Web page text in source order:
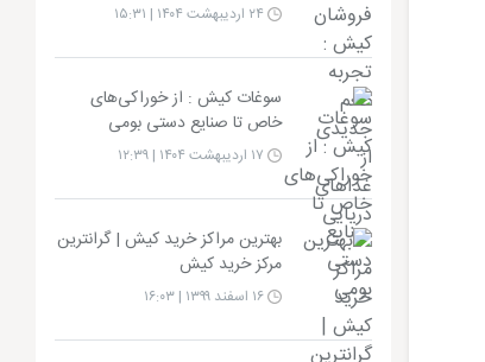
سوغات کیش : از خوراکی‌های
خاص تا صنایع دستی بومی
بهترین مراکز خرید کیش | گرانترین
مرکز خرید کیش
۱۶ اسفند ۱۳۹۹ | ۱۶:۰۳